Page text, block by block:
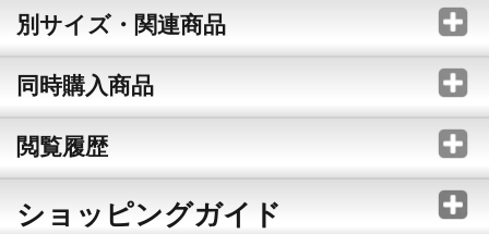
別サイズ・関連商品
同時購入商品
閲覧履歴
ショッピングガイド